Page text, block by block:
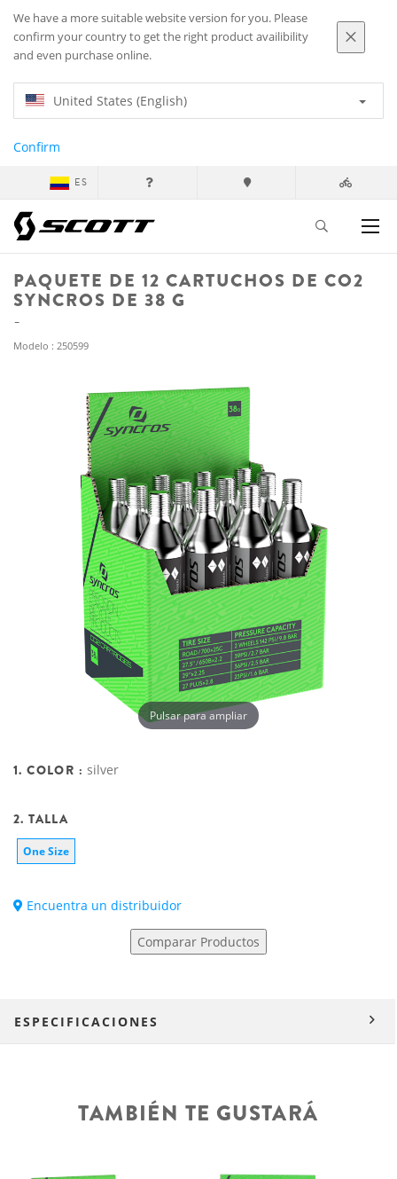
We have a more suitable website version for you. Please
confirm your country to get the right product availibility
and even purchase online.
United States (English)
Confirm
ES
PAQUETE DE 12 CARTUCHOS DE CO2
SYNCROS DE 38 G
Modelo : 250599
Pulsar para ampliar
1. COLOR :silver
2. TALLA
One Size
Encuentra un distribuidor
Comparar Productos
ESPECIFICACIONES
TAMBIÉN TE GUSTARÁ